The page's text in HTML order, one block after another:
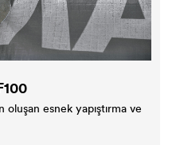
esnek yapıştırma ve